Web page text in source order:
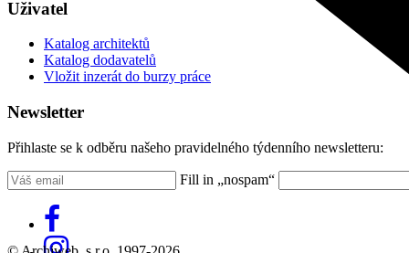
Uživatel
Katalog architektů
Katalog dodavatelů
Vložit inzerát do burzy práce
Newsletter
Přihlaste se k odběru našeho pravidelného týdenního newsletteru:
Fill in „nospam“